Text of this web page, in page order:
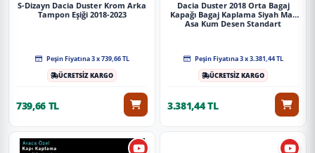
S-Dizayn Dacia Duster Krom Arka
Tampon Eşiği 2018-2023
Peşin Fiyatına 3 x 739,66 TL
ÜCRETSİZ KARGO
739,66 TL
Dacia Duster 2018 Orta Bagaj
Kapağı Bagaj Kaplama Siyah Mat
Asa Kum Desen Standart
Peşin Fiyatına 3 x 3.381,44 TL
ÜCRETSİZ KARGO
3.381,44 TL